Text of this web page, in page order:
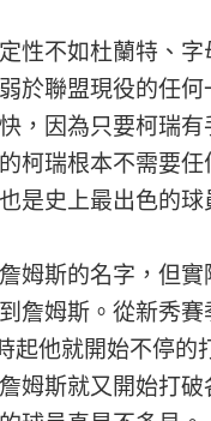
性不如杜蘭特、
於聯盟現役的任
，因為只要柯瑞
柯瑞根本不需要
是史上最出色的球
姆斯的名字，但
詹姆斯。從新秀
起他就開始不停的
姆斯就又開始打